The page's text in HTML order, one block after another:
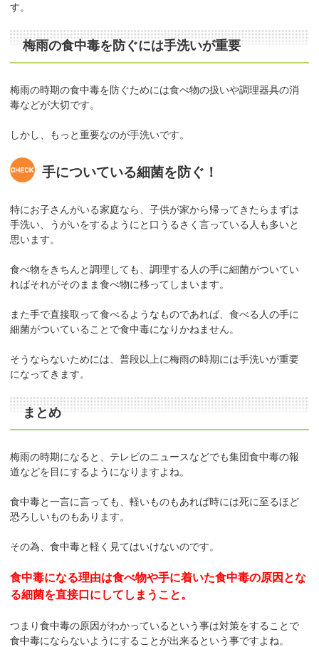
す。
梅雨の食中毒を防ぐには手洗いが重要
梅雨の時期の食中毒を防ぐためには食べ物の扱いや調理器具の消
毒などが大切です。
しかし、もっと重要なのが手洗いです。
手についている細菌を防ぐ！
特にお子さんがいる家庭なら、子供が家から帰ってきたらまずは
手洗い、うがいをするようにと口うるさく言っている人も多いと
思います。
食べ物をきちんと調理しても、調理する人の手に細菌がついてい
ればそれがそのまま食べ物に移ってしまいます。
また手で直接取って食べるようなものであれば、食べる人の手に
細菌がついていることで食中毒になりかねません。
そうならないためには、普段以上に梅雨の時期には手洗いが重要
になってきます。
まとめ
梅雨の時期になると、テレビのニュースなどでも集団食中毒の報
道などを目にするようになりますよね。
食中毒と一言に言っても、軽いものもあれば時には死に至るほど
恐ろしいものもあります。
その為、食中毒と軽く見てはいけないのです。
食中毒になる理由は食べ物や手に着いた食中毒の原因とな
る細菌を直接口にしてしまうこと。
つまり食中毒の原因がわかっているという事は対策をすることで
食中毒にならないようにすることが出来るという事ですよね。